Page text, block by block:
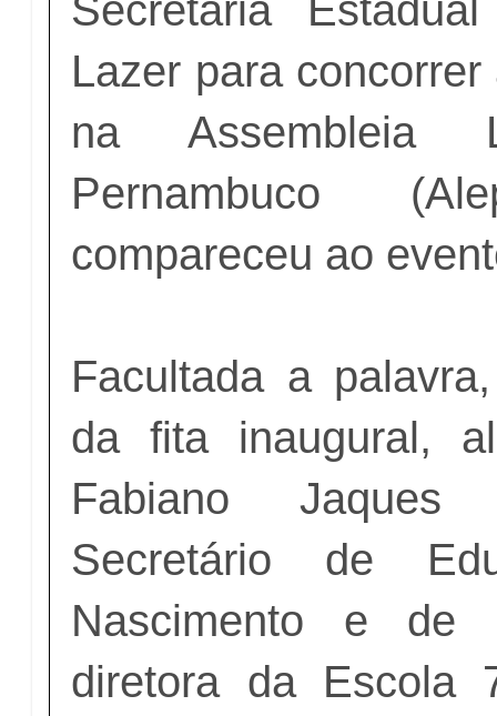
Lazer para
na Assembleia
Pernambuco
compareceu ao
Facultada a
da fita inaugural,
Fabiano Jaques
Secretário de
Nascimento e de
diretora da Escola